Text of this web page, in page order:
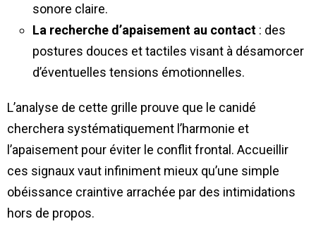
sonore claire.
La recherche d’apaisement au contact : des
postures douces et tactiles visant à désamorcer
d’éventuelles tensions émotionnelles.
L’analyse de cette grille prouve que le canidé
cherchera systématiquement l’harmonie et
l’apaisement pour éviter le conflit frontal. Accueillir
ces signaux vaut infiniment mieux qu’une simple
obéissance craintive arrachée par des intimidations
hors de propos.